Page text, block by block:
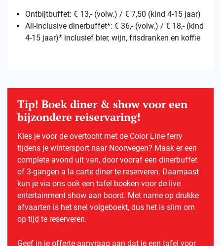
Ontbijtbuffet: € 13,- (volw.) / € 7,50 (kind 4-15 jaar)
All-inclusive dinerbuffet*: € 36,- (volw.) / € 18,- (kind
4-15 jaar)* inclusief bier, wijn, frisdranken en koffie
Tip! Boek diner & show voor een
bijzondere reiservaring!
Kies je voor de overtocht met de Color Line ferry
tijdens je wintersport naar Noorwegen? Maak er een
complete avond uit van, door vooraf een dinerbuffet
of 3-gangen a la carte diner te reserveren. Daarnaast
kun je via ons ook een tafel boeken voor de live
entertainment show aan boord. Met name op drukke
afvaarten is het snel volgeboekt, dus het is slim om
op tijd te reserveren.
Geef in je offerte-aanvraag aan dat je een tafel voor